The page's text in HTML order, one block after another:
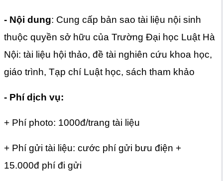
- Nội dung: Cung cấp bản sao tài liệu nội sinh
thuộc quyền sở hữu của Trường Đại học Luật Hà
Nội: tài liệu hội thảo, đề tài nghiên cứu khoa học,
giáo trình, Tạp chí Luật học, sách tham khảo
- Phí dịch vụ:
+ Phí photo: 1000đ/trang tài liệu
+ Phí gửi tài liệu: cước phí gửi bưu điện +
15.000đ phí đi gửi